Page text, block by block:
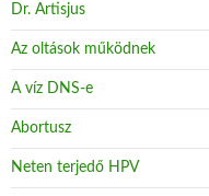
Dr. Artisjus
Az oltások működnek
A víz DNS-e
Abortusz
Neten terjedő HPV